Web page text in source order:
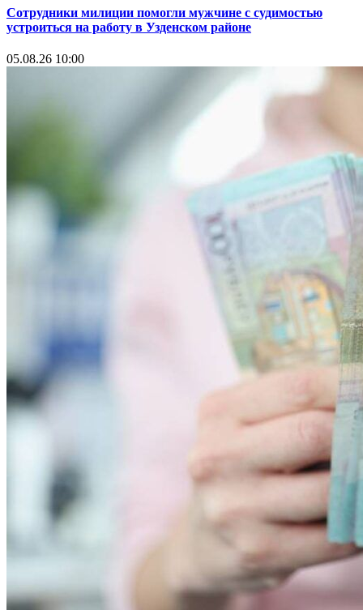
Сотрудники милиции помогли мужчине с судимостью
устроиться на работу в Узденском районе
05.08.26 10:00